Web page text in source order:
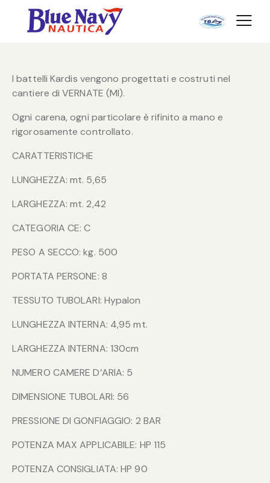
I battelli Kardis vengono progettati e costruti nel
cantiere di VERNATE (MI).
Ogni carena, ogni particolare è rifinito a mano e
rigorosamente controllato.
CARATTERISTICHE
LUNGHEZZA: mt. 5,65
LARGHEZZA: mt. 2,42
CATEGORIA CE: C
PESO A SECCO: kg. 500
PORTATA PERSONE: 8
TESSUTO TUBOLARI: Hypalon
LUNGHEZZA INTERNA: 4,95 mt.
LARGHEZZA INTERNA: 130cm
NUMERO CAMERE D’ARIA: 5
DIMENSIONE TUBOLARI: 56
PRESSIONE DI GONFIAGGIO: 2 BAR
POTENZA MAX APPLICABILE: HP 115
POTENZA CONSIGLIATA: HP 90